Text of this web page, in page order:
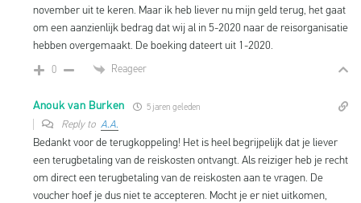
november uit te keren. Maar ik heb liever nu mijn geld terug, het gaat
om een aanzienlijk bedrag dat wij al in 5-2020 naar de reisorganisatie
hebben overgemaakt. De boeking dateert uit 1-2020.
0 Reageer
Anouk van Burken 5 jaren geleden
Reply to A.A.
Bedankt voor de terugkoppeling! Het is heel begrijpelijk dat je liever
een terugbetaling van de reiskosten ontvangt. Als reiziger heb je recht
om direct een terugbetaling van de reiskosten aan te vragen. De
voucher hoef je dus niet te accepteren. Mocht je er niet uitkomen,